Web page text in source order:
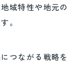
域特性や地元の
。
つながる戦略を